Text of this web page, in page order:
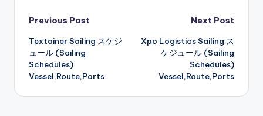
Post
navigation
Previous Post
Textainer Sailing スケジ
ュール (Sailing
Schedules)
Vessel,Route,Ports
Next Post
Xpo Logistics Sailing ス
ケジュール (Sailing
Schedules)
Vessel,Route,Ports